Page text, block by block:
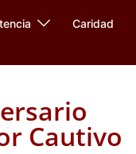
Caridad
Cautivo